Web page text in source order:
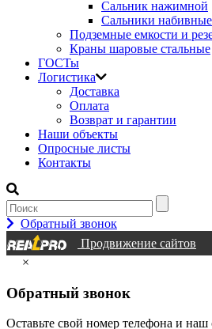
Сальник нажимной
Сальники набивные
Подземные емкости и
Краны шаровые стальные
ГОСТы
Логистика
Доставка
Оплата
Возврат и гарантии
Наши объекты
Опросные листы
Контакты
Обратный звонок
Продвижение сайтов
×
Обратный звонок
Оставьте свой номер телефона и наш